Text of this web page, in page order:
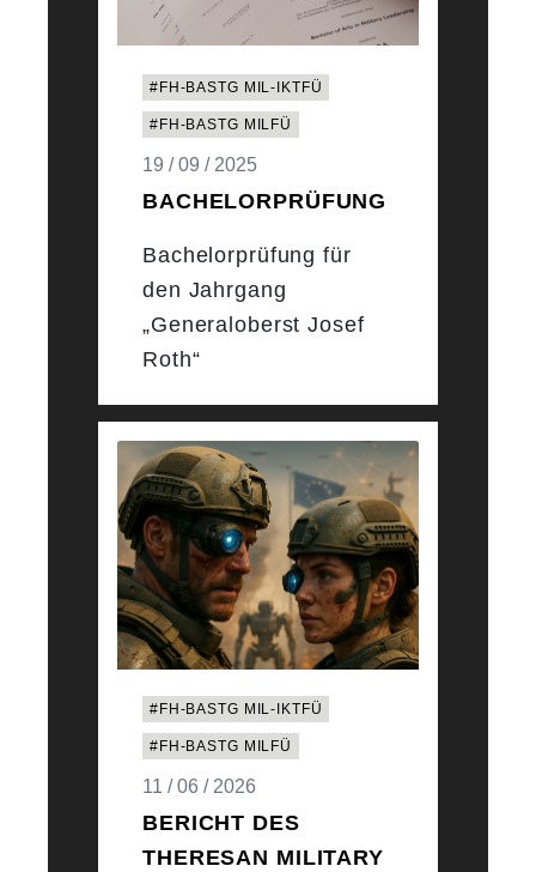
#FH-BASTG MIL-IKTFÜ
#FH-BASTG MILFÜ
19 / 09 / 2025
BACHELORPRÜFUNG
Bachelorprüfung für
den Jahrgang
„Generaloberst Josef
Roth“
#FH-BASTG MIL-IKTFÜ
#FH-BASTG MILFÜ
11 / 06 / 2026
BERICHT DES
THERESAN MILITARY